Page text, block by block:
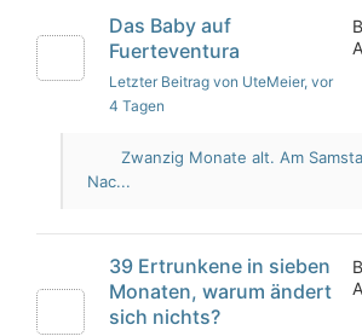
Das Baby auf
Fuerteventura
Letzter Beitrag von UteMeier, vor
4 Tagen
Zwanzig Monate alt. Am
Nac...
39 Ertrunkene in sieben
Monaten, warum ändert
sich nichts?